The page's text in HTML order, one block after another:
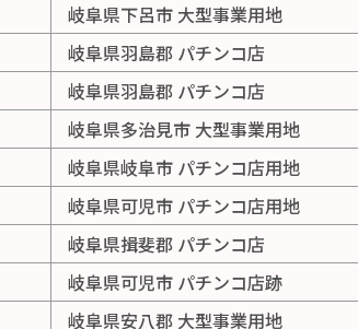
岐阜県下呂市 大型事業用地
岐阜県羽島郡 パチンコ店
岐阜県羽島郡 パチンコ店
岐阜県多治見市 大型事業用地
岐阜県岐阜市 パチンコ店用地
岐阜県可児市 パチンコ店用地
岐阜県揖斐郡 パチンコ店
岐阜県可児市 パチンコ店跡
岐阜県安八郡 大型事業用地